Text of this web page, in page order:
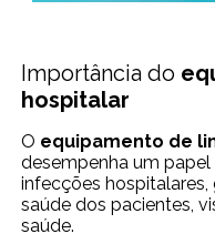
Importância do
hospitalar
O equipamento de
desempenha um
infecções hospitalares,
saúde dos pacientes,
saúde.